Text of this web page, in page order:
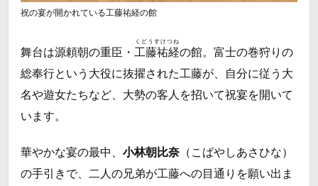
祝の宴が開かれている工藤祐経の館
舞台は源頼朝の重臣・ 工藤祐経
くどうすけつね
の館。富士の巻狩りの
総奉行という大役に抜擢された工藤が、自分に従う大
名や遊女たちなど、大勢の客人を招いて祝宴を開いて
います。
華やかな宴の最中、 小林朝比奈 （こばやしあさひな）
の手引きで、二人の兄弟が工藤への目通りを願い出ま